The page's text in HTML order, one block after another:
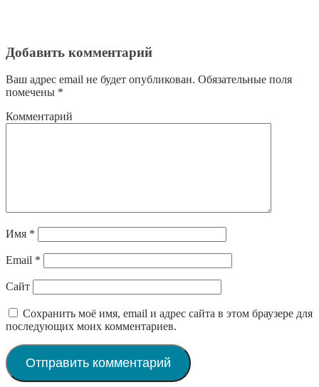
Добавить комментарий
Ваш адрес email не будет опубликован. Обязательные поля
помечены *
Комментарий
Имя *
Email *
Сайт
Сохранить моё имя, email и адрес сайта в этом браузере для
последующих моих комментариев.